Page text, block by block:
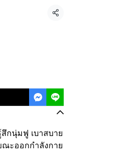
Share
กนุ่มฟู เบาสบาย
ณะออกกำลังกาย